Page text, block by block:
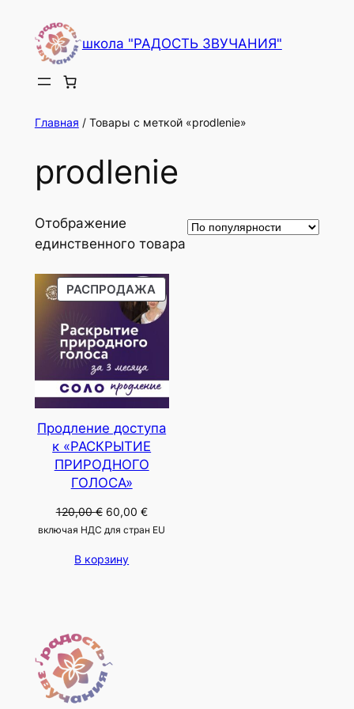
содержимому
школа "РАДОСТЬ ЗВУЧАНИЯ"
Главная / Товары с меткой «prodlenie»
prodlenie
Отображение
единственного товара
РАСПРОДАЖА
ТОВАР
Продление доступа
к «РАСКРЫТИЕ
ПРИРОДНОГО
ГОЛОСА»
120,00€ Первоначальная
цена
120,00 €.
60,00 €Текущая
цена:
включая НДС для стран EU
В корзину